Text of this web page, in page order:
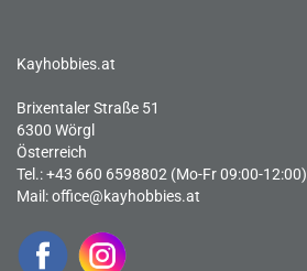
Kayhobbies.at
Brixentaler Straße 51
6300 Wörgl
Österreich
Tel.: +43 660 6598802 (Mo-Fr 09:00-12:00)
Mail:office@kayhobbies.at